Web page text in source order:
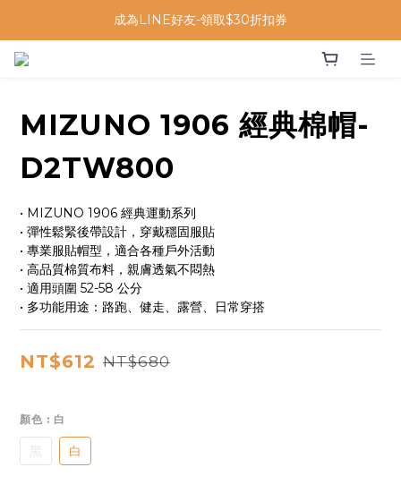
成為LINE好友-領取$30折扣券
MIZUNO 1906 經典棉帽-
D2TW800
• MIZUNO 1906 經典運動系列
• 彈性鬆緊後帶設計，穿戴穩固服貼
• 專業服貼帽型，適合各種戶外活動
• 高品質棉質布料，親膚透氣不悶熱
• 適用頭圍 52-58 公分
• 多功能用途：路跑、健走、露營、日常穿搭
NT$612 NT$680
顏色 : 白
黑 白